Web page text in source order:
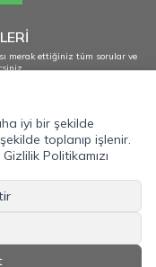
merak ettiğiniz tüm sorular ve
88 95
iyi bir şekilde
toplanıp işlenir.
Politikamızı